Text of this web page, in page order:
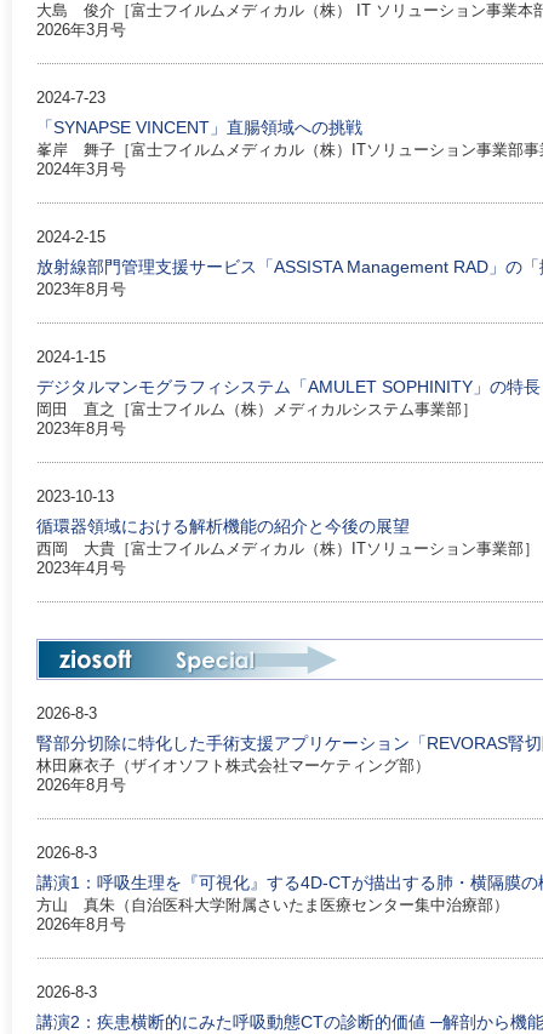
大島 俊介［富士フイルムメディカル（株） IT ソリューション事業本
2026年3月号
2024-7-23
「SYNAPSE VINCENT」直腸領域への挑戦
峯岸 舞子［富士フイルムメディカル（株）ITソリューション事業部
2024年3月号
2024-2-15
放射線部門管理支援サービス「ASSISTA Management RAD」の
2023年8月号
2024-1-15
デジタルマンモグラフィシステム「AMULET SOPHINITY」の特長
岡田 直之［富士フイルム（株）メディカルシステム事業部］
2023年8月号
2023-10-13
循環器領域における解析機能の紹介と今後の展望
西岡 大貴［富士フイルムメディカル（株）ITソリューション事業部］
2023年4月号
2026-8-3
腎部分切除に特化した手術支援アプリケーション「REVORAS腎
林田麻衣子（ザイオソフト株式会社マーケティング部）
2026年8月号
2026-8-3
講演1：呼吸生理を『可視化』する4D-CTが描出する肺・横隔膜の
方山 真朱（自治医科大学附属さいたま医療センター集中治療部）
2026年8月号
2026-8-3
講演2：疾患横断的にみた呼吸動態CTの診断的価値 ─解剖から機